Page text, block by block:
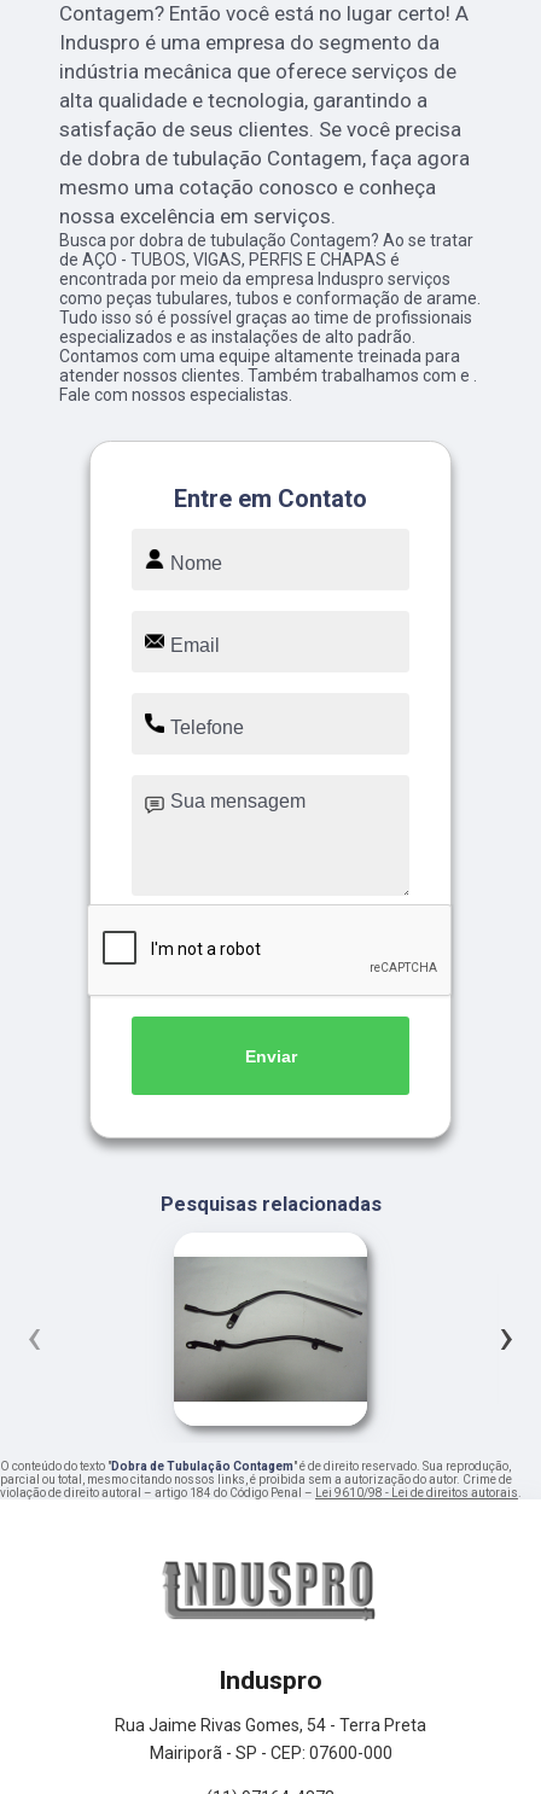
Contagem? Então você está no lugar certo! A
Induspro é uma empresa do segmento da
indústria mecânica que oferece serviços de
alta qualidade e tecnologia, garantindo a
satisfação de seus clientes. Se você precisa
de dobra de tubulação Contagem, faça agora
mesmo uma cotação conosco e conheça
nossa excelência em serviços.
Busca por dobra de tubulação Contagem? Ao se tratar
de AÇO - TUBOS, VIGAS, PERFIS E CHAPAS é
encontrada por meio da empresa Induspro serviços
como peças tubulares, tubos e conformação de arame.
Tudo isso só é possível graças ao time de profissionais
especializados e as instalações de alto padrão.
Contamos com uma equipe altamente treinada para
atender nossos clientes. Também trabalhamos com e .
Fale com nossos especialistas.
Entre em Contato
Enviar
Pesquisas relacionadas
‹ ›
O conteúdo do texto "Dobra de Tubulação Contagem" é de direito reservado. Sua reprodução,
parcial ou total, mesmo citando nossos links, é proibida sem a autorização do autor. Crime de
violação de direito autoral – artigo 184 do Código Penal – Lei 9610/98 - Lei de direitos autorais.
Induspro
Rua Jaime Rivas Gomes, 54 - Terra Preta
Mairiporã - SP - CEP: 07600-000